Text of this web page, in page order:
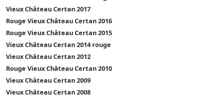
Vieux Château Certan 2017
Rouge Vieux Château Certan 2016
Rouge Vieux Château Certan 2015
Vieux Château Certan 2014 rouge
Vieux Château Certan 2012
Rouge Vieux Château Certan 2010
Vieux Château Certan 2009
Vieux Château Certan 2008